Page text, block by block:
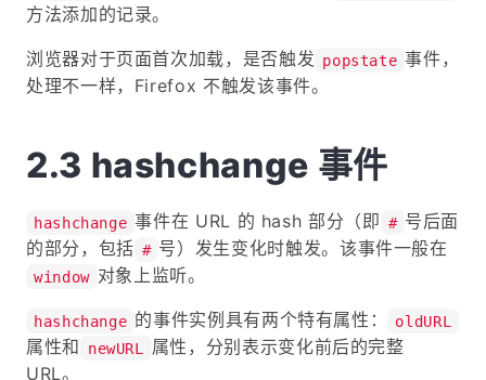
方法添加的记录。
浏览器对于页面首次加载，是否触发 popstate 事件，
处理不一样，Firefox 不触发该事件。
hashchange 事件
hashchange 事件在 URL 的 hash 部分（即 # 号后面
的部分，包括 # 号）发生变化时触发。该事件一般在
window 对象上监听。
hashchange 的事件实例具有两个特有属性： oldURL
属性和 newURL
属性，分别表示变化前后的完整
URL。